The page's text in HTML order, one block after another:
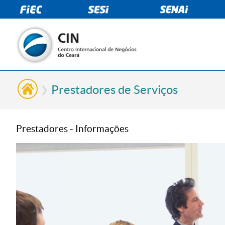
Prestadores de Serviços
Prestadores - Informações